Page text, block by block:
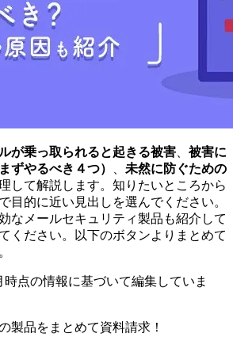
が乗っ取られると起きる被害
被害に
ずやるべき４つ）
未然に防ぐための
して解説します。知りたいところから
目的に近い見出しを選んでください。
なメールセキュリティ製品も紹介して
ください。以下のボタンよりまとめて
時点の情報に基づいて編集していま
製品をまとめて資料請求！